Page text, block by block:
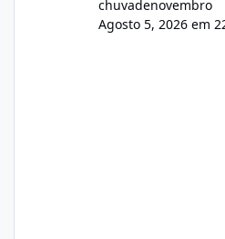
chuvadenovembro
Agosto 5, 2026 em